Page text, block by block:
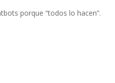
porque “todos lo hacen”.